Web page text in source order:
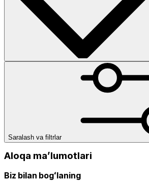
Saralash va filtrlar
Aloqa maʼlumotlari
Biz bilan bogʻlaning